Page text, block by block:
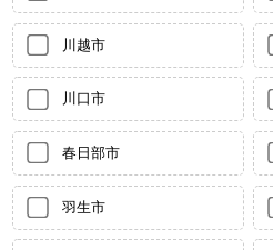
川越市
川口市
春日部市
羽生市